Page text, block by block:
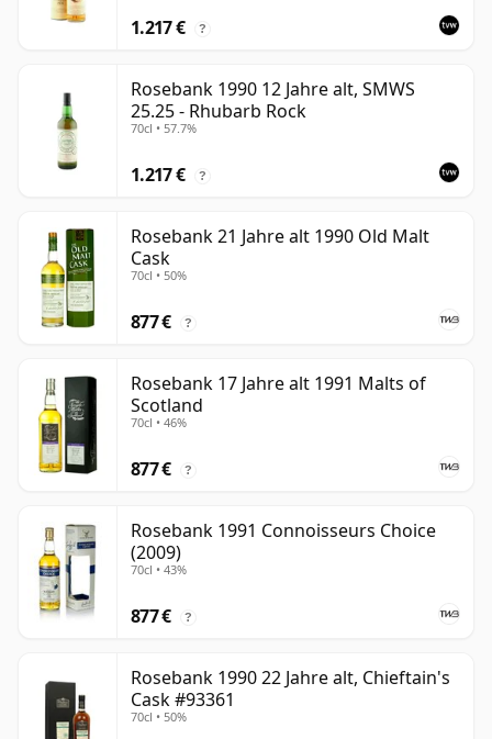
1.217 € ?
Rosebank 1990 12 Jahre alt, SMWS
25.25 - Rhubarb Rock
70cl • 57.7%
1.217 € ?
Rosebank 21 Jahre alt 1990 Old Malt
Cask
70cl • 50%
877 € ?
Rosebank 17 Jahre alt 1991 Malts of
Scotland
70cl • 46%
877 € ?
Rosebank 1991 Connoisseurs Choice
(2009)
70cl • 43%
877 € ?
Rosebank 1990 22 Jahre alt, Chieftain's
Cask #93361
70cl • 50%